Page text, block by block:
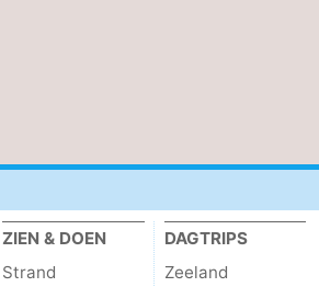
ZIEN & DOEN
Strand
DAGTRIPS
Zeeland